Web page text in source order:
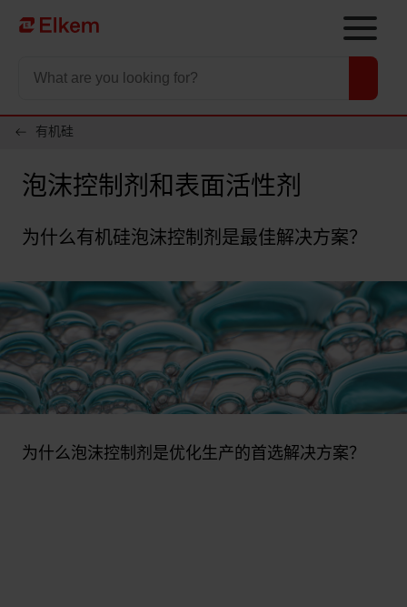
Skip to main content
To start page
有机硅
泡沫控制剂和表面活性剂
为什么有机硅泡沫控制剂是最佳解决方案？
为什么泡沫控制剂是优化生产的首选解决方案？